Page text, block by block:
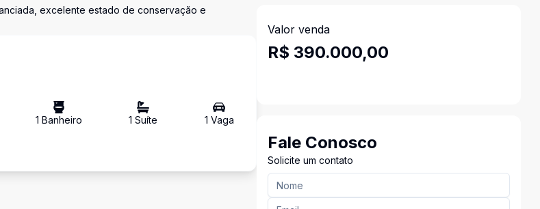
excelente estado de conservação e
1 Banheiro 1 Suíte 1 Vaga
Valor venda
R$ 390.000,00
Fale Conosco
Solicite um contato